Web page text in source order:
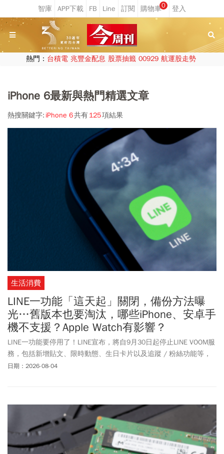
0
熱門： 台積電 兆豐金配息 股票抽籤 00929 航運股走勢
iPhone 6最新與熱門精選文章
熱搜關鍵字: iPhone 6共有125項結果
生活消費
LINE一功能「這天起」關閉，備份方法曝
光…舊版本也要淘汰，哪些iPhone、安卓手
機不支援？Apple Watch有影響？
LINE一功能要停用了！LINE宣布，將自9月30日起停止LINE VOOM服
務，包括新增貼文、限時動態、生日卡片以及追蹤 / 粉絲功能等，
終止服務後，用戶將無法查看過往所發布的所有貼文內容。官方提
14.6.3版本，或是安卓手機、裝置等未滿14.4.6版本，將停止提供支
援服務，意即iPhone 6、iPhone 6 Plus等更舊機型皆無法繼續使用
LINE應用程式。
日期：2026-08-04